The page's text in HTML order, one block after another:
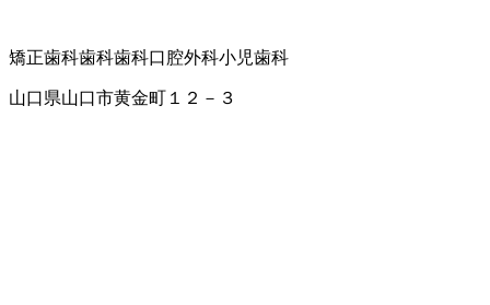
矯正歯科歯科歯科口腔外科小児歯科
山口県山口市黄金町１２－３